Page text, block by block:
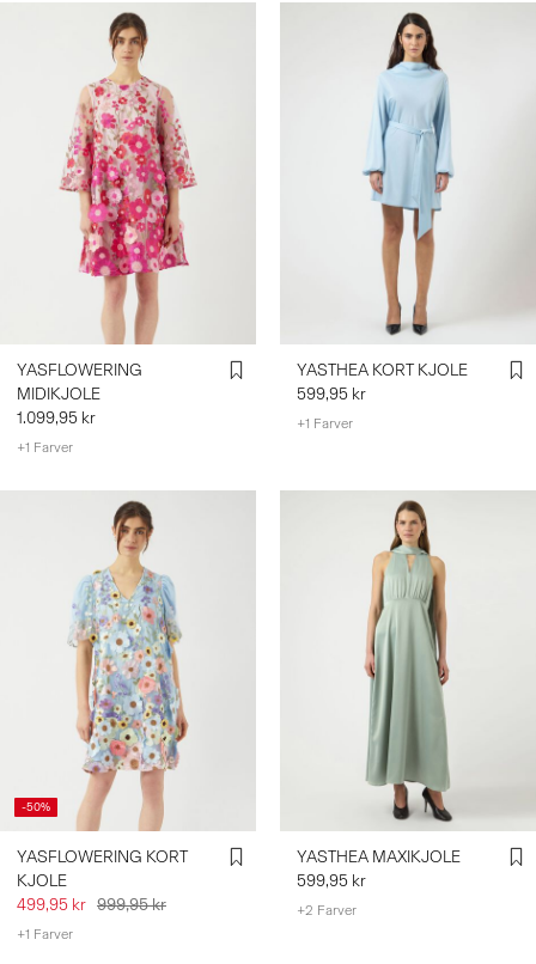
YASFLOWERING
MIDIKJOLE
1.099,95 kr
+1 Farver
YASTHEA KORT KJOLE
599,95 kr
+1 Farver
-50%
YASFLOWERING KORT
KJOLE
499,95 kr 999,95 kr
+1 Farver
YASTHEA MAXIKJOLE
599,95 kr
+2 Farver